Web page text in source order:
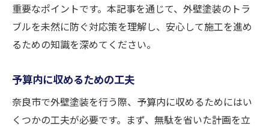
重要なポイントです。本記事を通じて、外壁塗装のトラ
ブルを未然に防ぐ対応策を理解し、安心して施工を進め
るための知識を深めてください。
予算内に収めるための工夫
奈良市で外壁塗装を行う際、予算内に収めるためにはい
くつかの工夫が必要です。まず、無駄を省いた計画を立